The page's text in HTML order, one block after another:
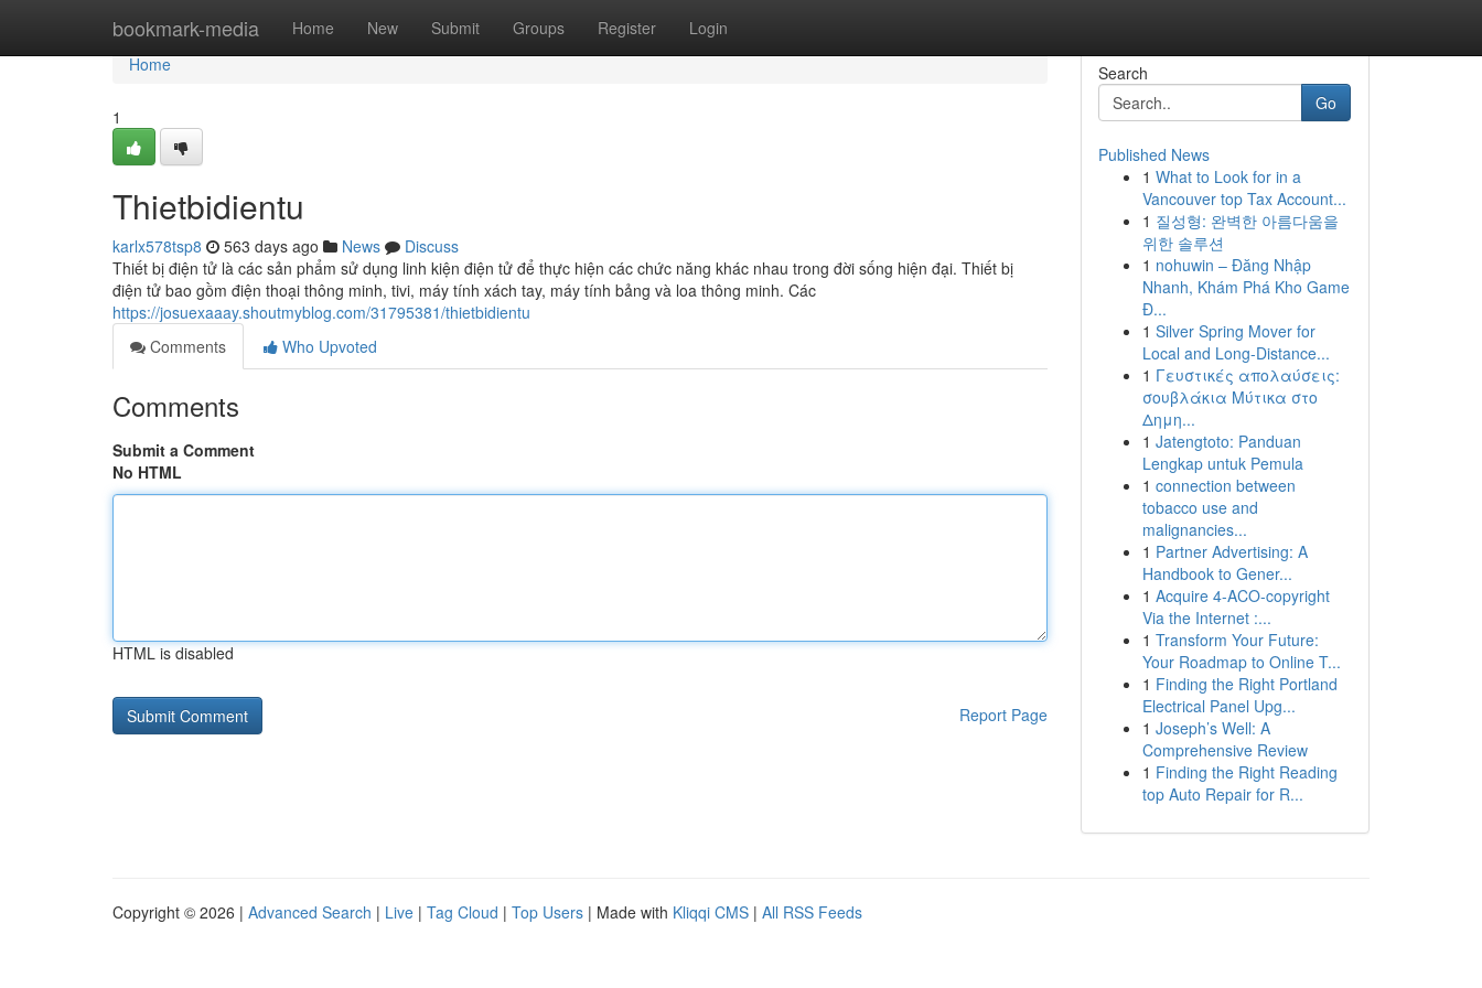
bookmark-media Home New Submit Groups Register Login
Home
Home
1
Thietbidientu
karlx578tsp8 563 days ago News
Discuss
Thiết bị điện tử là các sản phẩm sử dụng linh kiện điện tử để thực hiện các chức năng khác nhau trong đời sống hiện đại. Thiết bị
điện tử bao gồm điện thoại thông minh, tivi, máy tính xách tay, máy tính bảng và loa thông minh. Các
https://josuexaaay.shoutmyblog.com/31795381/thietbidientu
Comments
Who Upvoted
Comments
Submit a Comment
No HTML
HTML is disabled
Report Page
Search
Go
Published News
1 What to Look for in a
Vancouver top Tax Account...
1 질성형: 완벽한 아름다움을
위한 솔루션
1 nohuwin – Đăng Nhập
Nhanh, Khám Phá Kho Game
Đ...
1 Silver Spring Mover for
Local and Long-Distance...
1 Γευστικές απολαύσεις:
σουβλάκια Μύτικα στο
Δημη...
1 Jatengtoto: Panduan
Lengkap untuk Pemula
1 connection between
tobacco use and
malignancies...
1 Partner Advertising: A
Handbook to Gener...
1 Acquire 4-ACO-copyright
Via the Internet :...
1 Transform Your Future:
Your Roadmap to Online T...
1 Finding the Right Portland
Electrical Panel Upg...
1 Joseph’s Well: A
Comprehensive Review
1 Finding the Right Reading
top Auto Repair for R...
Copyright © 2026 | Advanced Search | Live | Tag Cloud | Top Users | Made with Kliqqi CMS | All RSS Feeds